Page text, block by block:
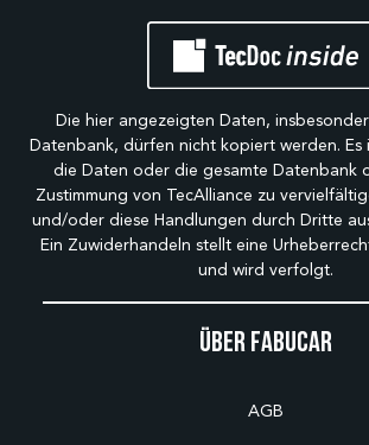
Über Fabucar
AGB
Die hier angezeigten Daten,
Datenbank, dürfen nicht kopiert werden. Es
die Daten oder die gesamte Datenbank
Zustimmung von TecAlliance zu
und/oder diese Handlungen durch Dritte
Ein Zuwiderhandeln stellt eine
und wird verfolgt.